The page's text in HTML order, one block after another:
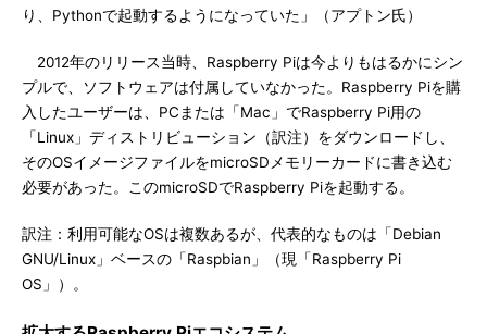
り、Pythonで起動するようになっていた」（アプトン氏）
2012年のリリース当時、Raspberry Piは今よりもはるかにシン
プルで、ソフトウェアは付属していなかった。Raspberry Piを購
入したユーザーは、PCまたは「Mac」でRaspberry Pi用の
「Linux」ディストリビューション（訳注）をダウンロードし、
そのOSイメージファイルをmicroSDメモリーカードに書き込む
必要があった。このmicroSDでRaspberry Piを起動する。
訳注：利用可能なOSは複数あるが、代表的なものは「Debian
GNU/Linux」ベースの「Raspbian」（現「Raspberry Pi
OS」）。